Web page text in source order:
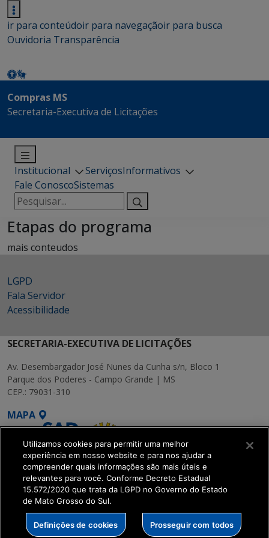
ir para conteúdoir para navegaçãoir para busca
Ouvidoria Transparência
Compras MS
Secretaria-Executiva de Licitações
Institucional ServiçosInformativos
Fale ConoscoSistemas
Pesquisar
por:
Etapas do programa
mais conteudos
LGPD
Fala Servidor
Acessibilidade
SECRETARIA-EXECUTIVA DE LICITAÇÕES
Av. Desembargador José Nunes da Cunha s/n, Bloco 1
Parque dos Poderes - Campo Grande | MS
CEP.: 79031-310
MAPA
SETDIG | Secretaria-
Executiva de
Transformação Digital
Utilizamos cookies para permitir uma melhor
experiência em nosso website e para nos ajudar a
compreender quais informações são mais úteis e
relevantes para você. Conforme Decreto Estadual
15.572/2020 que trata da LGPD no Governo do Estado
de Mato Grosso do Sul.
Definições de cookies Prosseguir com todos